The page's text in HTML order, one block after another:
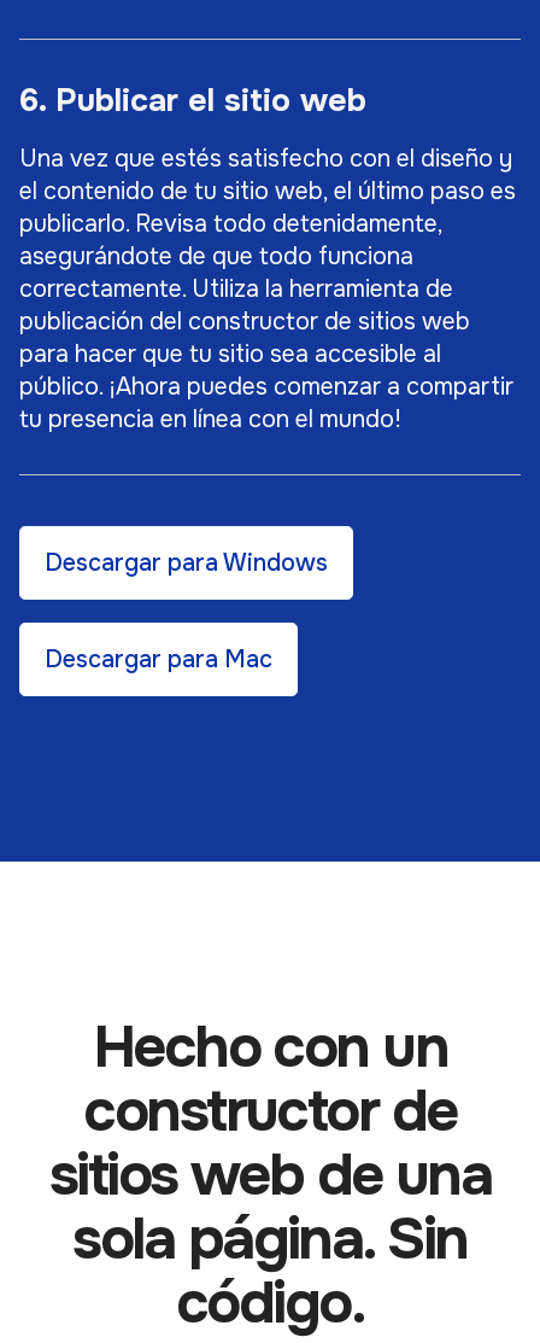
6. Publicar el sitio web
Una vez que estés satisfecho con el diseño y
el contenido de tu sitio web, el último paso es
publicarlo. Revisa todo detenidamente,
asegurándote de que todo funciona
correctamente. Utiliza la herramienta de
publicación del constructor de sitios web
para hacer que tu sitio sea accesible al
público. ¡Ahora puedes comenzar a compartir
tu presencia en línea con el mundo!
Descargar para Windows
Descargar para Mac
Hecho con un
constructor de
sitios web de una
sola página. Sin
código.